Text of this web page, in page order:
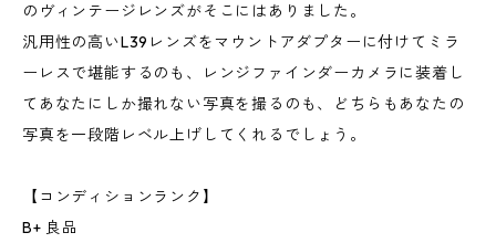
のヴィンテージレンズがそこにはありました。
汎用性の高いL39レンズをマウントアダプターに付けてミラ
ーレスで堪能するのも、レンジファインダーカメラに装着し
てあなたにしか撮れない写真を撮るのも、どちらもあなたの
写真を一段階レベル上げしてくれるでしょう。
【コンディションランク】
B+ 良品